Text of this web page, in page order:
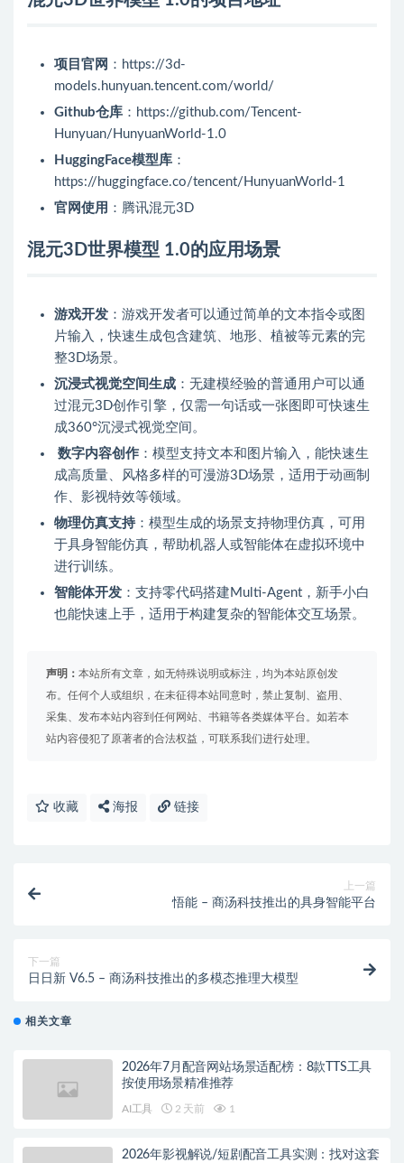
项目官网 ：https://3d-
models.hunyuan.tencent.com/world/
Github仓库 ：https://github.com/Tencent-
Hunyuan/HunyuanWorld-1.0
HuggingFace模型库 ：
https://huggingface.co/tencent/HunyuanWorld-1
官网使用 ：腾讯混元3D
混元3D世界模型 1.0的应用场景
游戏开发 ：游戏开发者可以通过简单的文本指令或图
片输入，快速生成包含建筑、地形、植被等元素的完
整3D场景。
沉浸式视觉空间生成 ：无建模经验的普通用户可以通
过混元3D创作引擎，仅需一句话或一张图即可快速生
成360°沉浸式视觉空间。
数字内容创作 ：模型支持文本和图片输入，能快速生
成高质量、风格多样的可漫游3D场景，适用于动画制
作、影视特效等领域。
物理仿真支持：模型生成的场景支持物理仿真，可用
于具身智能仿真，帮助机器人或智能体在虚拟环境中
进行训练。
智能体开发 ：支持零代码搭建Multi-Agent，新手小白
也能快速上手，适用于构建复杂的智能体交互场景。
声明： 本站所有文章，如无特殊说明或标注，均为本站原创发
布。任何个人或组织，在未征得本站同意时，禁止复制、盗用、
采集、发布本站内容到任何网站、书籍等各类媒体平台。如若本
站内容侵犯了原著者的合法权益，可联系我们进行处理。
收藏 海报 链接
上一篇
悟能 – 商汤科技推出的具身智能平台
下一篇
日日新 V6.5 – 商汤科技推出的多模态推理大模型
相关文章
2026年7月配音网站场景适配榜：8款TTS工具
按使用场景精准推荐
AI工具 2 天前 1
2026年影视解说/短剧配音工具实测：找对这套